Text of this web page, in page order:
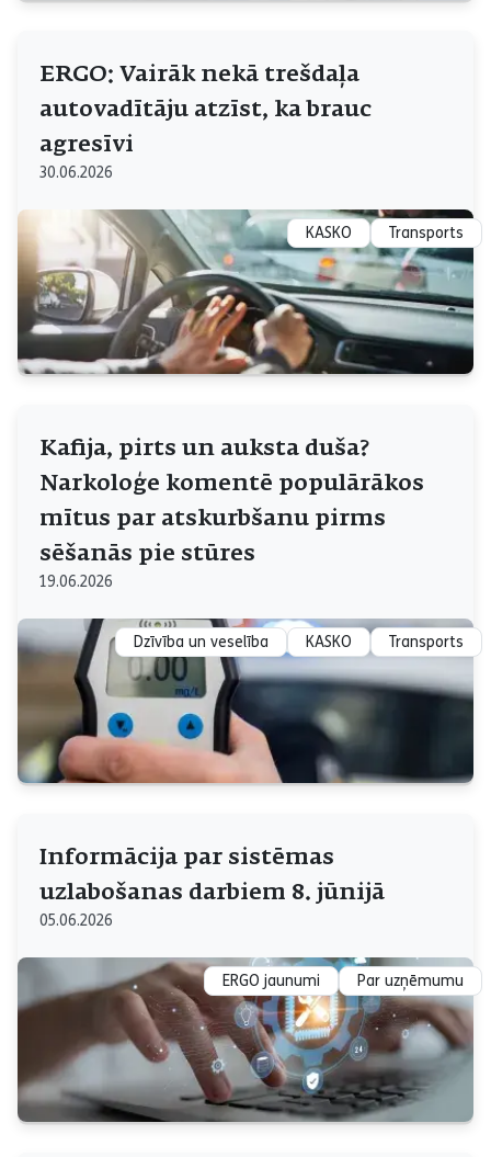
KASKO Transports
ERGO: Vairāk nekā trešdaļa
autovadītāju atzīst, ka brauc
agresīvi
30.06.2026
Dzīvība un veselība KASKO Transports
Kafija, pirts un auksta duša?
Narkoloģe komentē populārākos
mītus par atskurbšanu pirms
sēšanās pie stūres
19.06.2026
ERGO jaunumi Par uzņēmumu
Informācija par sistēmas
uzlabošanas darbiem 8. jūnijā
05.06.2026